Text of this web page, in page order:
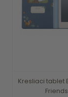
Kresliaci tablet
Friends